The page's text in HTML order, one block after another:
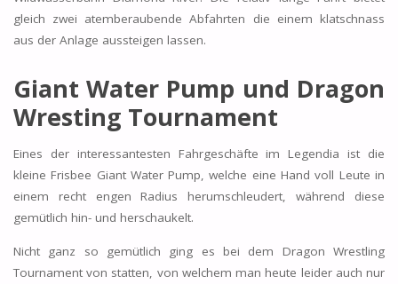
gleich zwei atemberaubende Abfahrten die einem klatschnass
aus der Anlage aussteigen lassen.
Giant Water Pump und Dragon
Wresting Tournament
Eines der interessantesten Fahrgeschäfte im Legendia ist die
kleine Frisbee Giant Water Pump, welche eine Hand voll Leute in
einem recht engen Radius herumschleudert, während diese
gemütlich hin- und herschaukelt.
Nicht ganz so gemütlich ging es bei dem Dragon Wrestling
Tournament von statten, von welchem man heute leider auch nur